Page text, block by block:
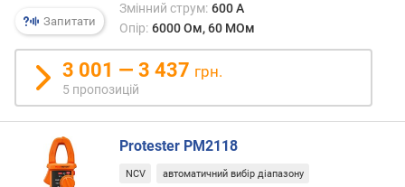
а
к
л
с
т
Запитати
Змінний струм: 600 А
Опір: 6000 Ом, 60 МОм
3 001 — 3 437 грн.
5 пропозицій
Protester PM2118
NCV автоматичний вибір діапазону